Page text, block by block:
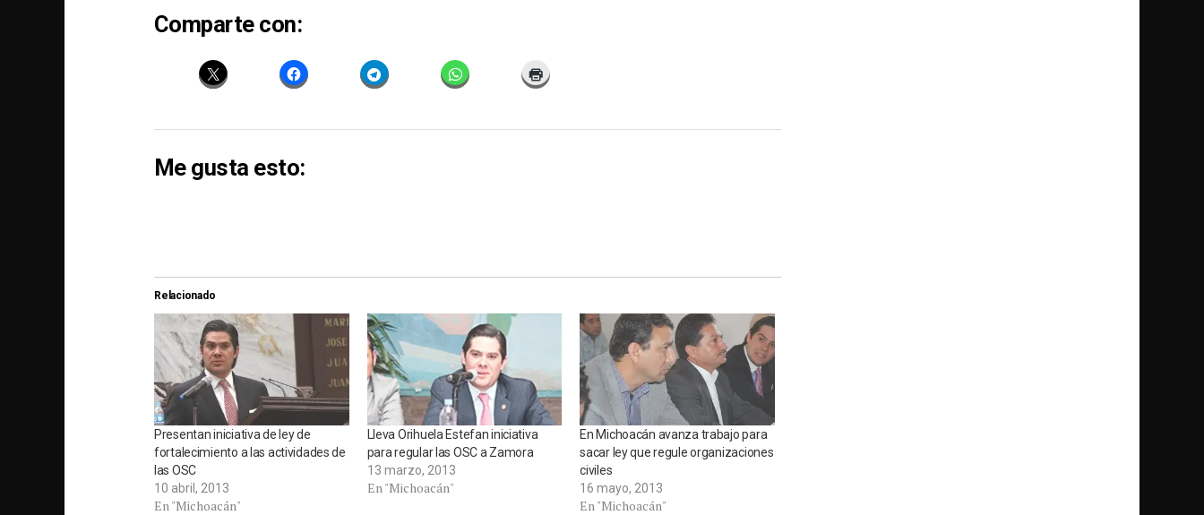
Comparte con:
Me gusta esto:
Relacionado
Presentan iniciativa de ley de
fortalecimiento a las actividades de
las OSC
10 abril, 2013
En "Michoacán"
Lleva Orihuela Estefan iniciativa
para regular las OSC a Zamora
13 marzo, 2013
En "Michoacán"
En Michoacán avanza trabajo para
sacar ley que regule organizaciones
civiles
16 mayo, 2013
En "Michoacán"